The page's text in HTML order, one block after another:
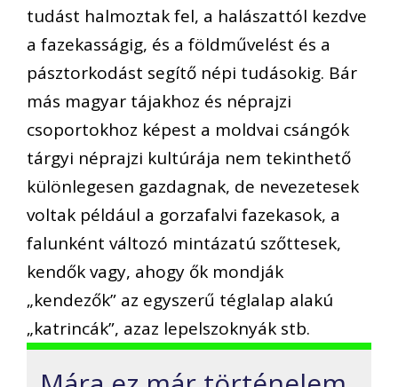
tudást halmoztak fel, a halászattól kezdve
a fazekasságig, és a földművelést és a
pásztorkodást segítő népi tudásokig. Bár
más magyar tájakhoz és néprajzi
csoportokhoz képest a moldvai csángók
tárgyi néprajzi kultúrája nem tekinthető
különlegesen gazdagnak, de nevezetesek
voltak például a gorzafalvi fazekasok, a
falunként változó mintázatú szőttesek,
kendők vagy, ahogy ők mondják
„kendezők” az egyszerű téglalap alakú
„katrincák”, azaz lepelszoknyák stb.